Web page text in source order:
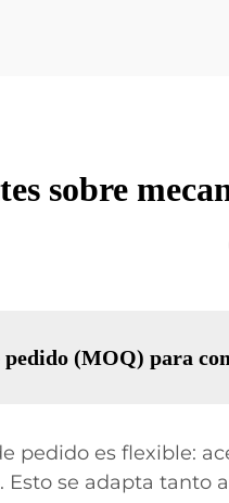
sobre
(MOQ) para
pedido es flexible:
Esto se adapta